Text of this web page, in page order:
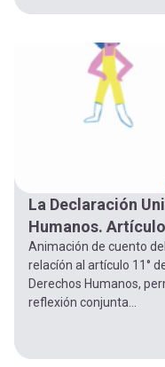
La Declaración
Humanos. Artículo
Animación de cuento
relacíón al artículo 11°
Derechos Humanos,
reflexión conjunta...